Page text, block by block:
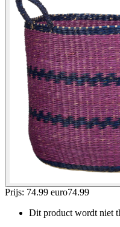
Prijs: 74.99 euro74.99
Dit product wordt niet